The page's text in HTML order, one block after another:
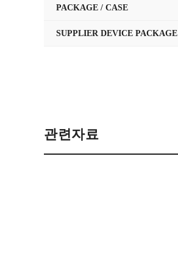
PACKAGE / CASE
SUPPLIER DEVICE PACKAGE
관련자료